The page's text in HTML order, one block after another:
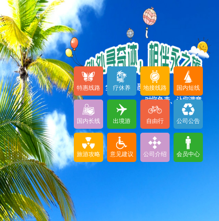
特惠线路 疗休养 地接线路 国内短线
国内长线 出境游 自由行 公司公告
旅游攻略 意见建议 公司介绍 会员中心